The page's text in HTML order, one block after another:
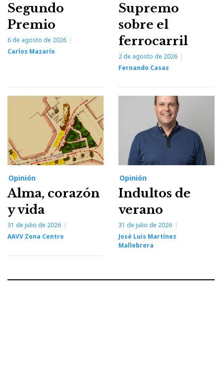
Segundo
Premio
6 de agosto de 2026
Carlos Mazarío
Supremo
sobre el
ferrocarril
2 de agosto de 2026
Fernando Casas
Opinión
Alma, corazón
y vida
31 de julio de 2026
AAVV Zona Centro
Opinión
Indultos de
verano
31 de julio de 2026
José Luis Martínez
Mallebrera